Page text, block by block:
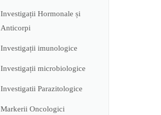
Investigații Hormonale și
Anticorpi
Investigații imunologice
Investigații microbiologice
Investigatii Parazitologice
Markerii Oncologici